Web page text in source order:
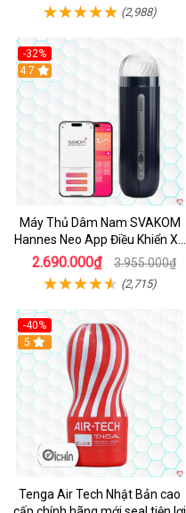
(2,988)
-32%
Hot
4.7
Máy Thủ Dâm Nam SVAKOM
Hannes Neo App Điều Khiển Xa
Cao Cấp
2.690.000₫ 3.955.000₫
(2,715)
-40%
Hot
5
Tenga Air Tech Nhật Bản cao